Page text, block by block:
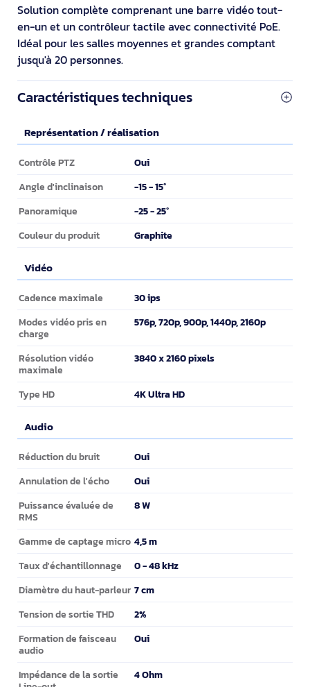
Solution complète comprenant une barre vidéo tout-
en-un et un contrôleur tactile avec connectivité PoE.
Idéal pour les salles moyennes et grandes comptant
jusqu'à 20 personnes.
Caractéristiques techniques
Représentation / réalisation
Représentation / réalisation
Contrôle PTZ Oui
Angle d'inclinaison -15 - 15°
Panoramique -25 - 25°
Couleur du produit Graphite
Vidéo
Vidéo
Cadence maximale 30 ips
Modes vidéo pris en
charge
576p, 720p, 900p, 1440p, 2160p
Résolution vidéo
maximale
3840 x 2160 pixels
Type HD 4K Ultra HD
Audio
Audio
Réduction du bruit Oui
Annulation de l'écho Oui
Puissance évaluée de
RMS
8 W
Gamme de captage micro 4,5 m
Taux d'échantillonnage 0 - 48 kHz
Diamètre du haut-parleur 7 cm
Tension de sortie THD 2%
Formation de faisceau
audio
Oui
Impédance de la sortie
4 Ohm